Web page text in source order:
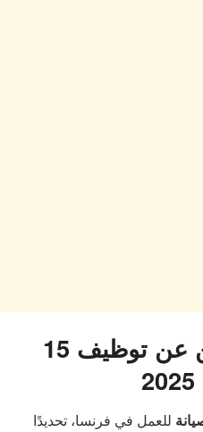
الأنابيك سكيلز تعلن عن توظيف 15
للعمل في فرنسا، تحديدًا